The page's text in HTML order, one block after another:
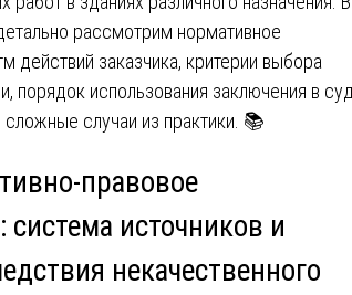
рассмотрим нормативное
действий заказчика, критерии выбора
порядок использования заключения в
случаи из практики. 📚
правовое
система источников и
некачественного